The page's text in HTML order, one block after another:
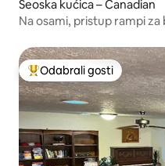
Seoska kućica – Canadian
Na osami, pristup rampi
Među najviše rangiranima
Odabrali gosti